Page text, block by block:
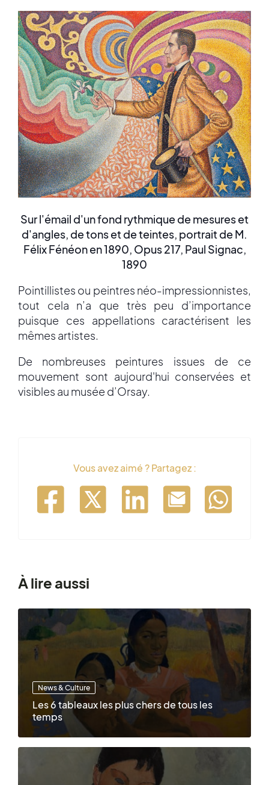
Sur l'émail d'un fond rythmique de mesures et
d'angles, de tons et de teintes, portrait de M.
Félix Fénéon en 1890, Opus 217, Paul Signac,
1890
Pointillistes ou peintres néo-impressionnistes,
tout cela n’a que très peu d’importance
puisque ces appellations caractérisent les
mêmes artistes.
De nombreuses peintures issues de ce
mouvement sont aujourd'hui conservées et
visibles au musée d’Orsay.
Vous avez aimé ? Partagez :
À lire aussi
News & Culture
Les 6 tableaux les plus chers de tous les
temps